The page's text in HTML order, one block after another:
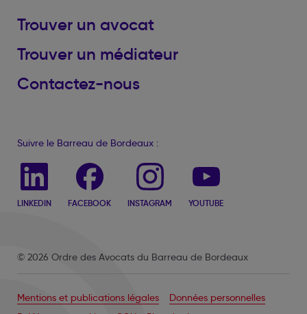
Trouver un avocat
Trouver un médiateur
Contactez-nous
Suivre le Barreau de Bordeaux :
LINKEDIN FACEBOOK INSTAGRAM YOUTUBE
© 2026 Ordre des Avocats du Barreau de Bordeaux
Mentions et publications légales
Données personnelles